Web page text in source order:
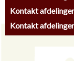
Kontakt
Kontakt